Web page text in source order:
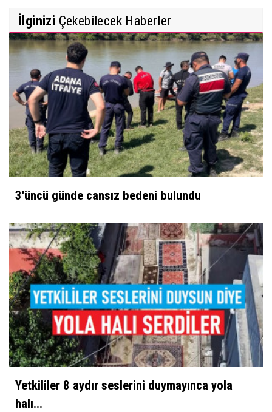
İlginizi Çekebilecek Haberler
3'üncü günde cansız bedeni bulundu
Yetkililer 8 aydır seslerini duymayınca yola
halı...